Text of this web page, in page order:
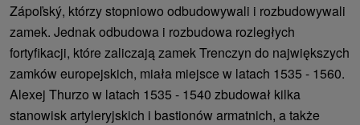
Zápoľský, którzy stopniowo odbudowywali i rozbudowywali
zamek. Jednak odbudowa i rozbudowa rozległych
fortyfikacji, które zaliczają zamek Trenczyn do największych
zamków europejskich, miała miejsce w latach 1535 - 1560.
Alexej Thurzo w latach 1535 - 1540 zbudował kilka
stanowisk artyleryjskich i bastionów armatnich, a także